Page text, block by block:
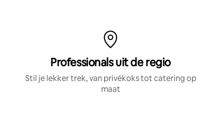
Professionals uit de regio
Stil je lekker trek, van privékoks tot catering op
maat